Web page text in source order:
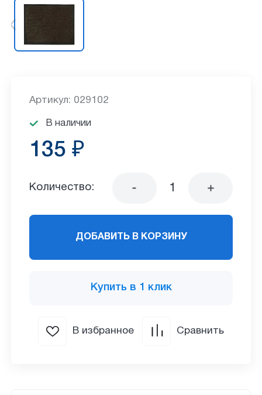
Артикул: 029102
В наличии
135 ₽
Количество:
ДОБАВИТЬ В КОРЗИНУ
Купить в 1 клик
В избранное Сравнить